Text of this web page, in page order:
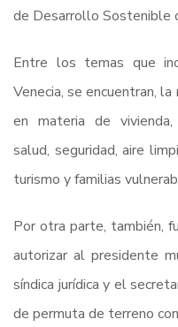
de Desarrollo Sostenible
Entre los temas que
Venecia, se encuentran,
en materia de vivienda,
salud, seguridad, aire
turismo y familias
Por otra parte, también,
autorizar al presidente
síndica jurídica y el
de permuta de terreno